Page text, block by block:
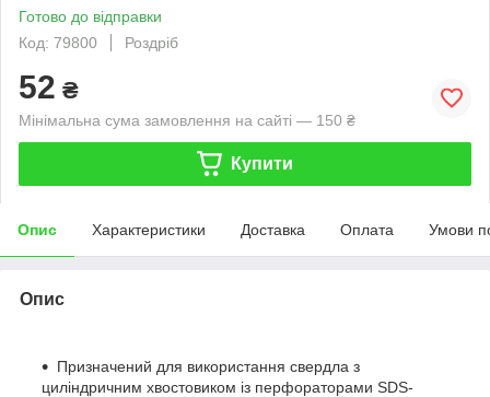
Готово до відправки
Код: 79800
Роздріб
52 ₴
Мінімальна сума замовлення на сайті — 150 ₴
Купити
Опис Характеристики Доставка Оплата Умови
Опис
Призначений для використання свердла з
циліндричним хвостовиком із перфораторами SDS-